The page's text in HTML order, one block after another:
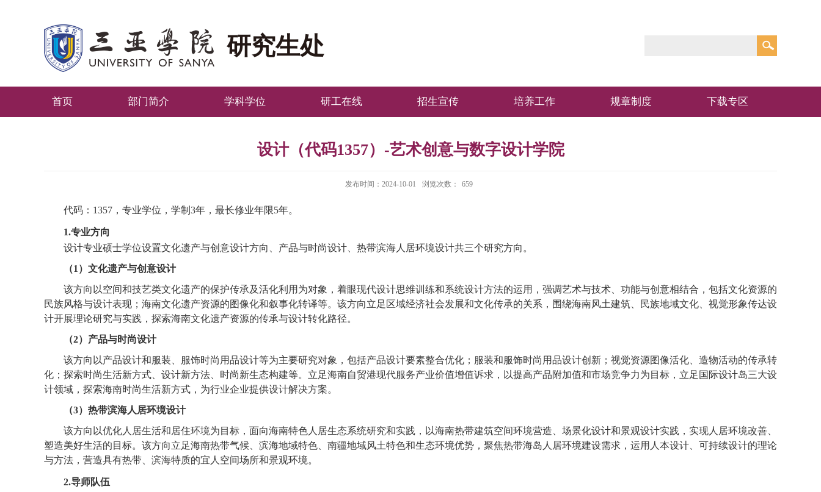
研究生处
首页 部门简介 学科学位 研工在线 招生宣传 培养工作 规章制度 下载专区
设计（代码1357）-艺术创意与数字设计学院
发布时间：2024-10-01 浏览次数： 659
代码：1357，专业学位，学制3年，最长修业年限5年。
1.专业方向
设计专业硕士学位设置文化遗产与创意设计方向、产品与时尚设计、热带滨海人居环境设计共三个研究方向。
（1） 文化遗产与创意设计
该方向以空间和技艺类文化遗产的保护传承及活化利用为对象，着眼现代设计思维训练和系统设计方法的运用，强调艺术与技术、功能与创意相结合，包括文化资源的
民族风格与设计表现；海南文化遗产资源的图像化和叙事化转译等。该方向立足区域经济社会发展和文化传承的关系，围绕海南风土建筑、民族地域文化、视觉形象传达设
计开展理论研究与实践，探索海南文化遗产资源的传承与设计转化路径。
（2） 产品与时尚设计
该方向以产品设计和服装、服饰时尚用品设计等为主要研究对象，包括产品设计要素整合优化；服装和服饰时尚用品设计创新；视觉资源图像活化、造物活动的传承转
化；探索时尚生活新方式、设计新方法、时尚新生态构建等。立足海南自贸港现代服务产业价值增值诉求，以提高产品附加值和市场竞争力为目标，立足国际设计岛三大设
计领域，探索海南时尚生活新方式，为行业企业提供设计解决方案。
（3） 热带滨海人居环境设计
该方向以优化人居生活和居住环境为目标，面向海南特色人居生态系统研究和实践，以海南热带建筑空间环境营造、场景化设计和景观设计实践，实现人居环境改善、
塑造美好生活的目标。该方向立足海南热带气候、滨海地域特色、南疆地域风土特色和生态环境优势，聚焦热带海岛人居环境建设需求，运用人本设计、可持续设计的理论
与方法，营造具有热带、滨海特质的宜人 空间场所和景观环境。
2.导师队伍